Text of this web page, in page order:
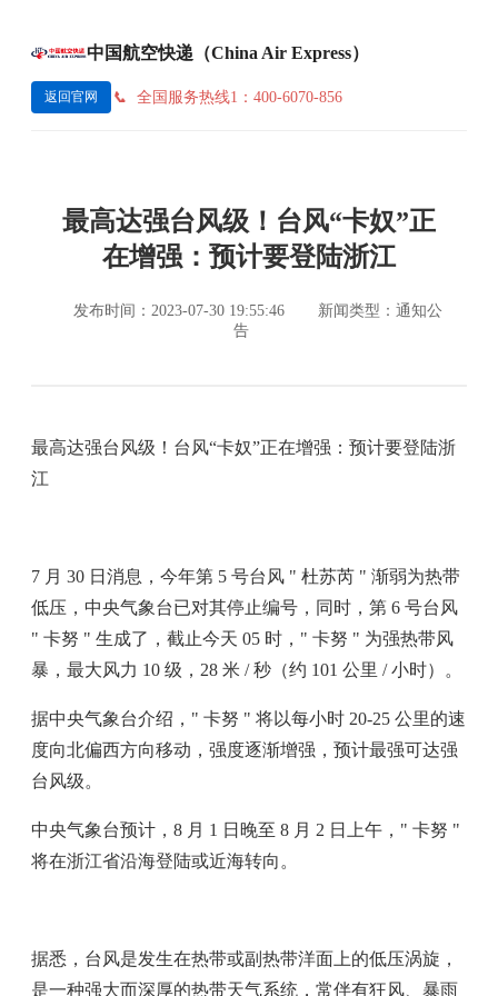
中国航空快递（China Air Express）
返回官网 全国服务热线1：400-6070-856
最高达强台风级！台风“卡奴”正
在增强：预计要登陆浙江
发布时间：2023-07-30 19:55:46
新闻类型：通知公
告
最高达强台风级！台风“卡奴”正在增强：预计要登陆浙
江
7 月 30 日消息，今年第 5 号台风 " 杜苏芮 " 渐弱为热带
低压，中央气象台已对其停止编号，同时，第 6 号台风
" 卡努 " 生成了，截止今天 05 时，" 卡努 " 为强热带风
暴，最大风力 10 级，28 米 / 秒（约 101 公里 / 小时）。
据中央气象台介绍，" 卡努 " 将以每小时 20-25 公里的速
度向北偏西方向移动，强度逐渐增强，预计最强可达强
台风级。
中央气象台预计，8 月 1 日晚至 8 月 2 日上午，" 卡努 "
将在浙江省沿海登陆或近海转向。
据悉，台风是发生在热带或副热带洋面上的低压涡旋，
是一种强大而深厚的热带天气系统，常伴有狂风、暴雨